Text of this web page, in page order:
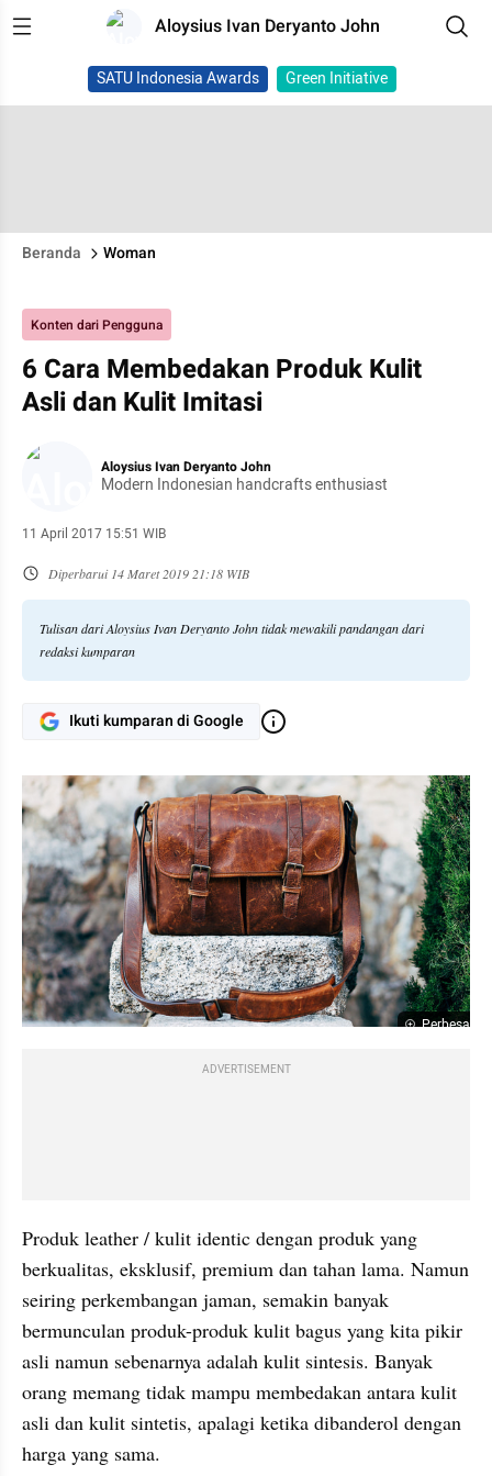
Aloysius Ivan Deryanto John
SATU Indonesia Awards Green Initiative
Beranda Woman
Konten dari Pengguna
6 Cara Membedakan Produk Kulit
Asli dan Kulit Imitasi
Aloysius Ivan Deryanto John
Modern Indonesian handcrafts enthusiast
11 April 2017 15:51 WIB
Diperbarui 14 Maret 2019 21:18 WIB
Tulisan dari Aloysius Ivan Deryanto John tidak mewakili pandangan dari
redaksi kumparan
Ikuti kumparan di Google
Perbesar
ADVERTISEMENT
Produk leather / kulit identic dengan produk yang
berkualitas, eksklusif, premium dan tahan lama. Namun
seiring perkembangan jaman, semakin banyak
bermunculan produk-produk kulit bagus yang kita pikir
asli namun sebenarnya adalah kulit sintesis. Banyak
orang memang tidak mampu membedakan antara kulit
asli dan kulit sintetis, apalagi ketika dibanderol dengan
harga yang sama.